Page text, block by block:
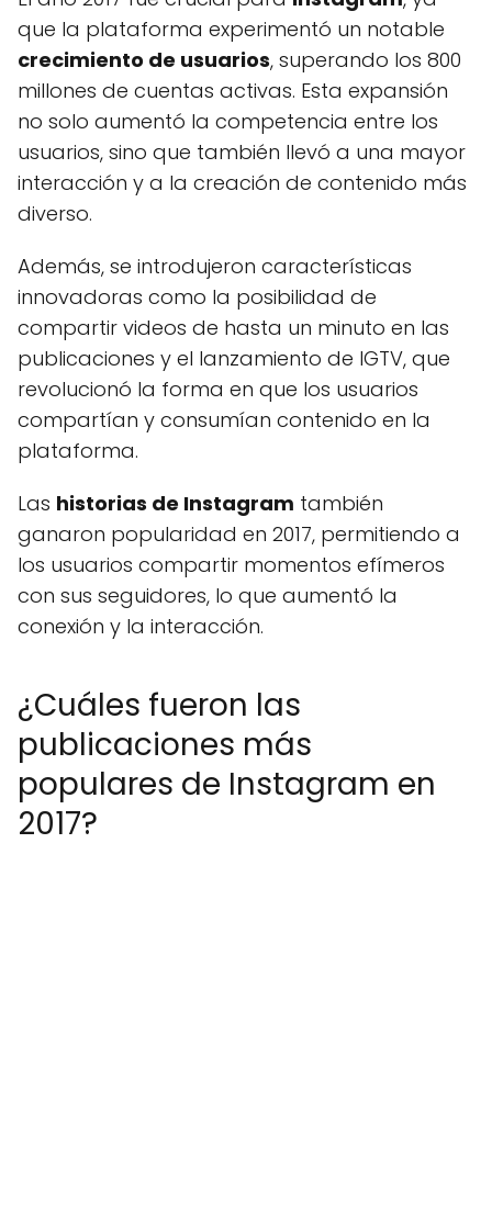
que la plataforma experimentó un notable
crecimiento de usuarios, superando los 800
millones de cuentas activas. Esta expansión
no solo aumentó la competencia entre los
usuarios, sino que también llevó a una mayor
interacción y a la creación de contenido más
diverso.
Además, se introdujeron características
innovadoras como la posibilidad de
compartir videos de hasta un minuto en las
publicaciones y el lanzamiento de IGTV, que
revolucionó la forma en que los usuarios
compartían y consumían contenido en la
plataforma.
Las historias de Instagram también
ganaron popularidad en 2017, permitiendo a
los usuarios compartir momentos efímeros
con sus seguidores, lo que aumentó la
conexión y la interacción.
¿Cuáles fueron las
publicaciones más
populares de Instagram en
2017?